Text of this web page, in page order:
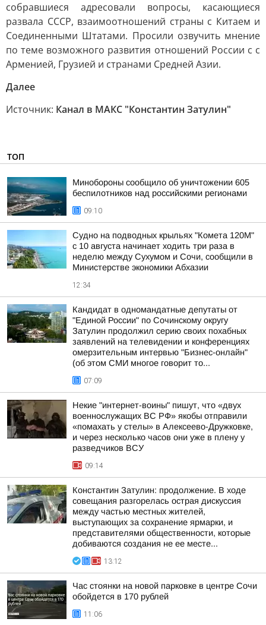
собравшиеся адресовали вопросы, касающиеся
развала СССР, взаимоотношений страны с Китаем и
Соединенными Штатами. Просили озвучить мнение
по теме возможного развития отношений России с с
Арменией, Грузией и странами Средней Азии.
Далее
Источник: Канал в МАКС "Константин Затулин"
ТОП
Минобороны сообщило об уничтожении 605
беспилотников над российскими регионами
09:10
Судно на подводных крыльях "Комета 120М"
с 10 августа начинает ходить три раза в
неделю между Сухумом и Сочи, сообщили в
Министерстве экономики Абхазии
12:34
Кандидат в одномандатные депутаты от
"Единой России" по Сочинскому округу
Затулин продолжил серию своих похабных
заявлений на телевидении и конференциях
омерзительным интервью "Бизнес-онлайн"
(об этом СМИ многое говорит то...
07:09
Некие "интернет-воины" пишут, что «двух
военнослужащих ВС РФ» якобы отправили
«помахать у стелы» в Алексеево-Дружковке,
и через несколько часов они уже в плену у
разведчиков ВСУ
09:14
Константин Затулин: продолжение. В ходе
совещания разгорелась острая дискуссия
между частью местных жителей,
выступающих за сохранение ярмарки, и
представителями общественности, которые
добиваются создания не ее месте...
13:12
Час стоянки на новой парковке в центре Сочи
обойдется в 170 рублей
11:06